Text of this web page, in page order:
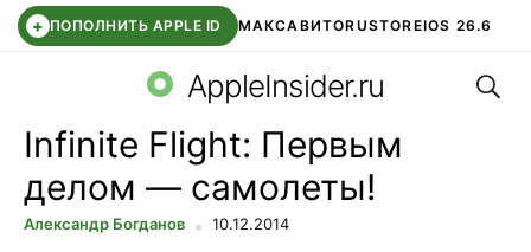
+ ПОПОЛНИТЬ APPLE ID МАКСАВИТОRUSTOREIOS 26.6
СБЕР КИДС ВТБ ОНЛАЙН ЧАТ В ROBLOX
AppleInsider.ru
Infinite Flight: Первым
делом — самолеты!
Александр Богданов 10.12.2014